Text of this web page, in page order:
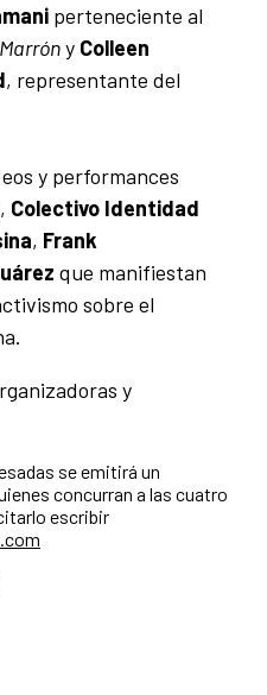
perteneciente al
y Colleen
, representante del
y performances
, Colectivo Identidad
, Frank
que manifiestan
sobre el
y
se emitirá un
concurran a las cuatro
escribir